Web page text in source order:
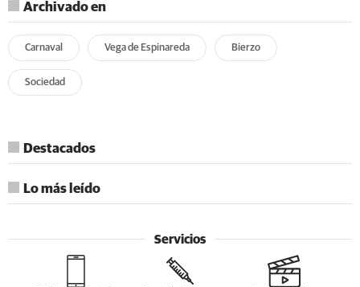
Archivado en
Carnaval Vega de Espinareda Bierzo
Sociedad
Destacados
Lo más leído
Servicios